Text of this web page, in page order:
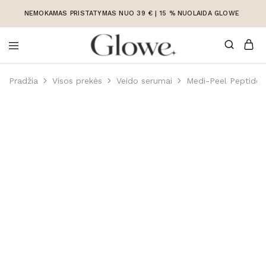
NEMOKAMAS PRISTATYMAS NUO 39 € | 15 % NUOLAIDA GLOWE
Korėjietiška
Korėjietiška
internetu
Pradžia Visos prekės Veido serumai Medi-Peel Peptide